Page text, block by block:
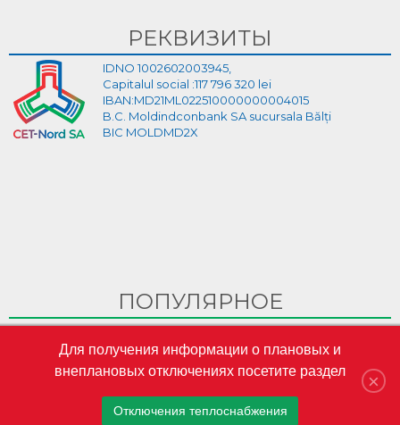
РЕКВИЗИТЫ
IDNO 1002602003945,
Capitalul social :117 796 320 lei
IBAN:MD21ML022510000000004015
B.C. Moldindconbank SA sucursala Bălți
BIC MOLDMD2X
ПОПУЛЯРНОЕ
CET-Nord
CET-Nord are un nou director general interimar
S.A. „CET-Nord” a participat la Misiunea Economică a
oamenilor de afaceri din Republica Moldova în Austria
×
Для получения информации о плановых и
внеплановых отключениях посетите раздел
Отключения теплоснабжения